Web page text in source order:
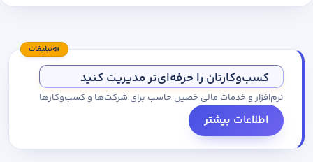
تبلیغات
کسب‌وکارتان را حرفه‌ای‌تر مدیریت کنید
نرم‌افزار و خدمات مالی حَصین حاسب برای شرکت‌ها و کسب‌وکارها
اطلاعات بیشتر